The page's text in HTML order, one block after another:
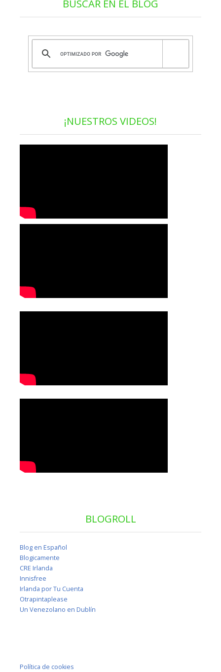
BUSCAR EN EL BLOG
¡NUESTROS VIDEOS!
BLOGROLL
Blog en Español
Blogicamente
CRE Irlanda
Innisfree
Irlanda por Tu Cuenta
Otrapintaplease
Un Venezolano en Dublín
Política de cookies